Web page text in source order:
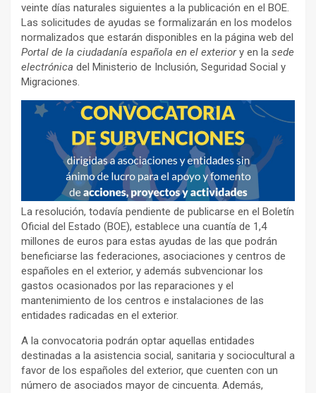
veinte días naturales siguientes a la publicación en el BOE.
Las solicitudes de ayudas se formalizarán en los modelos
normalizados que estarán disponibles en la página web del
Portal de la ciudadanía española en el exteriory en la sede
electrónica del Ministerio de Inclusión, Seguridad Social y
Migraciones.
La resolución, todavía pendiente de publicarse en el Boletín
Oficial del Estado (BOE), establece una cuantía de 1,4
millones de euros para estas ayudas de las que podrán
beneficiarse las federaciones, asociaciones y centros de
españoles en el exterior, y además subvencionar los
gastos ocasionados por las reparaciones y el
mantenimiento de los centros e instalaciones de las
entidades radicadas en el exterior.
A la convocatoria podrán optar aquellas entidades
destinadas a la asistencia social, sanitaria y sociocultural a
favor de los españoles del exterior, que cuenten con un
número de asociados mayor de cincuenta. Además,